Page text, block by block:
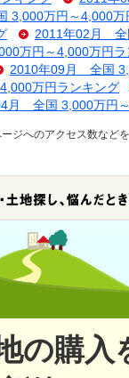
3,000万円～4,000万
2011年02月 全
万円～4,000万円ラ
2010年09月 全国
万円ランキング
月 全国 3,000万円
ジへのアクセス数など
の購